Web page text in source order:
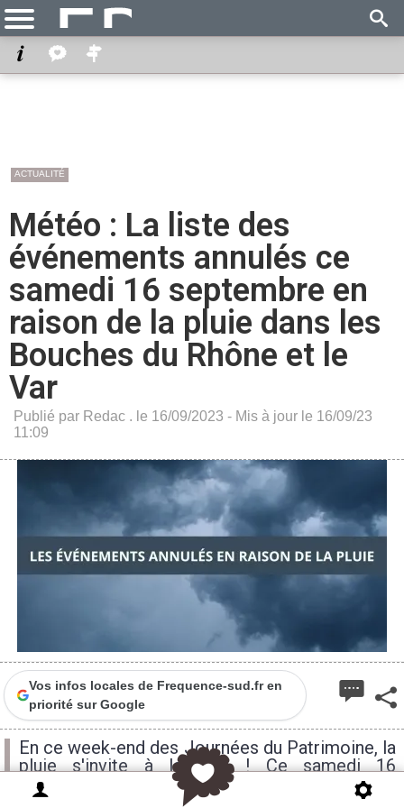
ACTUALITÉ
Météo : La liste des
événements annulés ce
samedi 16 septembre en
raison de la pluie dans les
Bouches du Rhône et le
Var
Publié par Redac . le 16/09/2023 - Mis à jour le 16/09/23
11:09
Vos infos locales de Frequence-sud.fr en
priorité sur Google
En ce week-end des Journées du Patrimoine, la
pluie s'invite à la fête ! Ce samedi 16
septembre prévoit de la pluie toute la journée
avec même un risque de grêle dans les terres.